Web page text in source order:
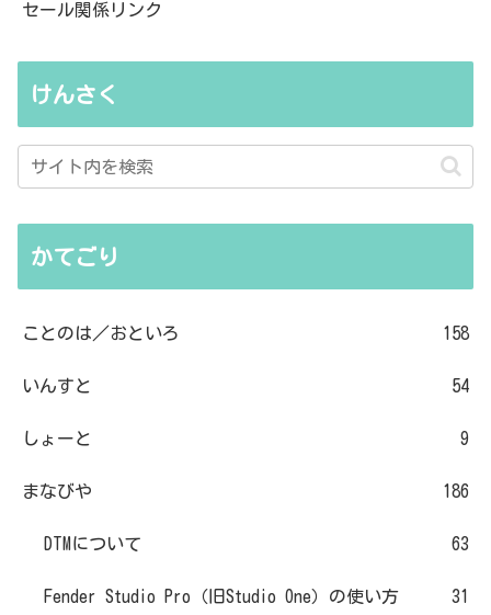
セール関係リンク
けんさく
かてごり
ことのは／おといろ 158
いんすと 54
しょーと 9
まなびや 186
DTMについて 63
Fender Studio Pro（旧Studio One）の使い方 31